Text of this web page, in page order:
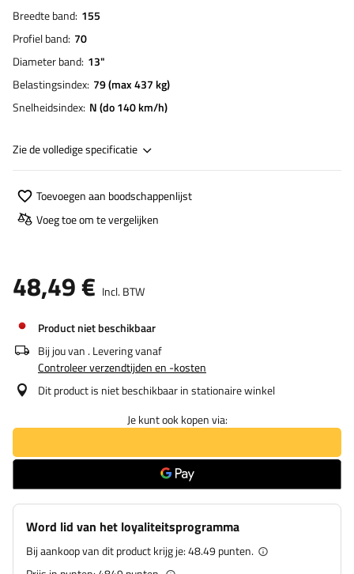
Breedte band 155
Profiel band 70
Diameter band 13"
Belastingsindex 79 (max 437 kg)
Snelheidsindex N (do 140 km/h)
Zie de volledige specificatie
Toevoegen aan boodschappenlijst
Voeg toe om te vergelijken
48,49 € Incl. BTW
Product niet beschikbaar
Bij jou van . Levering vanaf
Controleer verzendtijden en -kosten
Dit product is niet beschikbaar in stationaire winkel
Je kunt ook kopen via:
Word lid van het loyaliteitsprogramma
Bij aankoop van dit product krijg je:48.49 punten.